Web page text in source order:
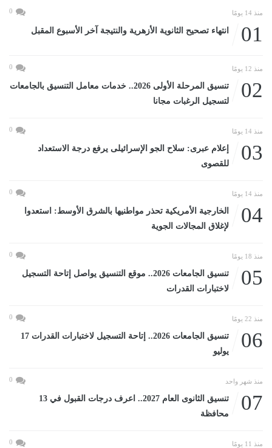
منذ 14 يومًا 0
01 انتهاء تصحيح الثانوية الأزهرية والنتيجة آخر الأسبوع المقبل
منذ 12 يومًا 0
02
تنسيق المرحلة الأولى 2026.. خدمات معامل التنسيق بالجامعات
لتسجيل الرغبات مجانا
منذ 14 يومًا 0
03
إعلام عبرى: سلاح الجو الإسرائيلى يرفع درجة الاستعداد
للقصوى
منذ 14 يومًا 0
04
الخارجية الأمريكية تحذر مواطنيها بالشرق الأوسط: استعدوا
لإغلاق المجالات الجوية
منذ 18 يومًا 0
05
تنسيق الجامعات 2026.. موقع التنسيق يواصل إتاحة التسجيل
لاختبارات القدرات
منذ 22 يومًا 0
06
تنسيق الجامعات 2026.. إتاحة التسجيل لاختبارات القدرات 17
يوليو
منذ شهر واحد 0
07
تنسيق الثانوى العام 2027.. اعرف درجات القبول في 13
محافظة
منذ 11 يومًا 0